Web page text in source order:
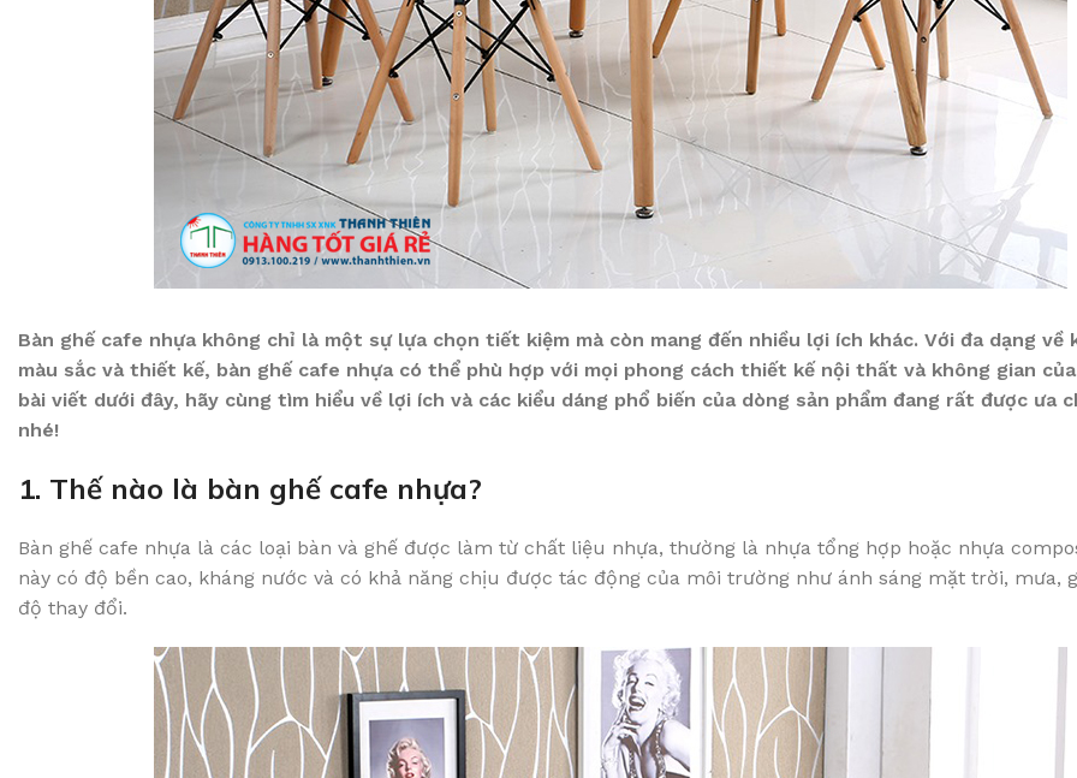
Bàn ghế cafe nhựa không chỉ là một sự lựa chọn tiết kiệm mà còn mang đến nhiều lợi ích khác. Với đa dạng về
màu sắc và thiết kế, bàn ghế cafe nhựa có thể phù hợp với mọi phong cách thiết kế nội thất và không gian
bài viết dưới đây, hãy cùng tìm hiểu về lợi ích và các kiểu dáng phổ biến của dòng sản phẩm đang rất được ưa
nhé!
1. Thế nào là bàn ghế cafe nhựa?
Bàn ghế cafe nhựa là các loại bàn và ghế được làm từ chất liệu nhựa, thường là nhựa tổng hợp hoặc nhựa
này có độ bền cao, kháng nước và có khả năng chịu được tác động của môi trường như ánh sáng mặt trời, mưa,
độ thay đổi.